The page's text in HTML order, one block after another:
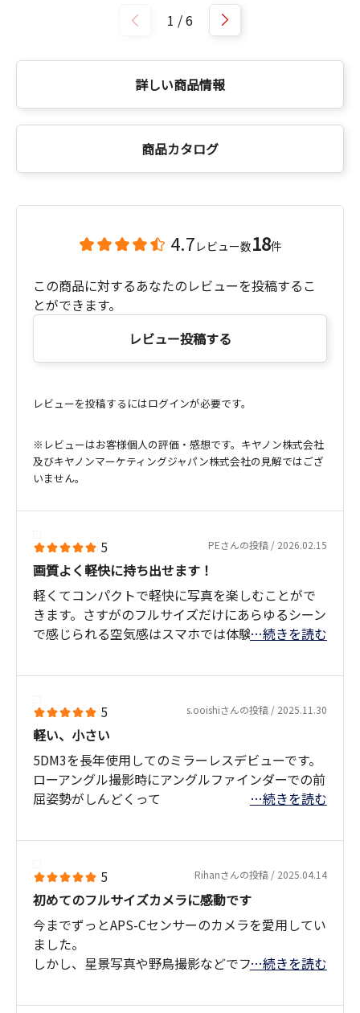
1 /6
詳しい商品情報
商品カタログ
4.7 レビュー数18件
この商品に対するあなたのレビューを投稿するこ
とができます。
レビュー投稿する
レビューを投稿するにはログインが必要です。
※レビューはお客様個人の評価・感想です。キヤノン株式会社
及びキヤノンマーケティングジャパン株式会社の見解ではござ
いません。
画質よく軽快に持ち出せます！
軽くてコンパクトで軽快に写真を楽しむことがで
きます。さすがのフルサイズだけにあらゆるシーン
で感じられる空気感はスマホでは体験できない、
要望としては、同じバッテリーサイズでバッテリ
もしくはR8 MarkⅡでの改良に期待します！^^/
…続きを読む
5 PEさんの投稿 / 2026.02.15
軽い、小さい
5DM3を長年使用してのミラーレスデビューです。
ローアングル撮影時にアングルファインダーでの前
屈姿勢がしんどくって
ました。
たが、手に取ってみるとコンデジのように小さく
軽いので
機能設定に驚き、技術の日進月歩を感じました。
まだフィールドでの撮影はしていませんが、間違
いなくメインカメラになりそうです。
…続きを読む
5 s.ooishiさんの投稿 / 2025.11.30
初めてのフルサイズカメラに感動です
今までずっとAPS-Cセンサーのカメラを愛用してい
ました。
しかし、星景写真や野鳥撮影などでフルサイズが
いていたので、ずっと何にしようか迷っていまし
…続きを読む
5 Rihanさんの投稿 / 2025.04.14